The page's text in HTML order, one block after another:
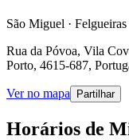
São Miguel · Felgueiras
Rua da Póvoa, Vila
Porto, 4615-687,
Ver no mapa Partilhar
Horários de